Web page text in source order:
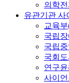
의학
유관기관 사
교육
국립
국립
국회
연구
사이언